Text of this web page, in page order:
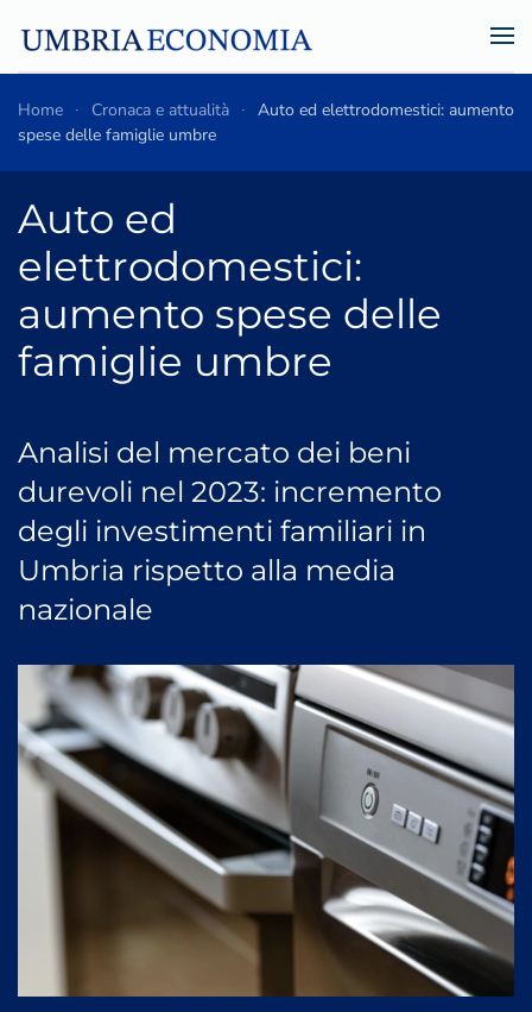
Skip to main content
Home Cronaca e attualità
Auto ed elettrodomestici: aumento
spese delle famiglie umbre
Auto ed
elettrodomestici:
aumento spese delle
famiglie umbre
Analisi del mercato dei beni
durevoli nel 2023: incremento
degli investimenti familiari in
Umbria rispetto alla media
nazionale